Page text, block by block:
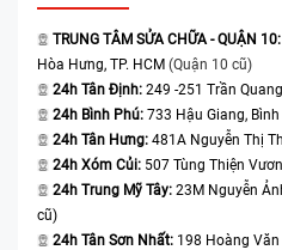
TRUNG TÂM SỬA CHỮA - QUẬN 10:
Hòa Hưng, TP. HCM (Quận 10 cũ)
24h Tân Định: 249 -251 Trần
24h Bình Phú: 733 Hậu Giang,
24h Tân Hưng: 481A Nguyễn Thị
24h Xóm Củi: 507 Tùng Thiện
24h Trung Mỹ Tây: 23M Nguyễn
cũ)
24h Tân Sơn Nhất: 198 Hoàng Văn